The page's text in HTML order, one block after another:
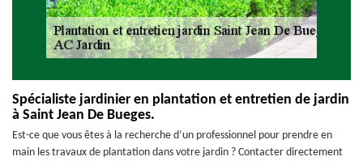
Spécialiste jardinier en plantation et entretien de jardin
à Saint Jean De Bueges.
Est-ce que vous êtes à la recherche d’un professionnel pour prendre en
main les travaux de plantation dans votre jardin ? Contacter directement